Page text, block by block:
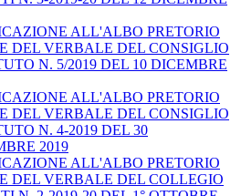
ALL'ALBO PRETORIO
DEL VERBALE DEL CONSIGLIO
N. 5/2019 DEL 10 DICEMBRE
ALL'ALBO PRETORIO
DEL VERBALE DEL CONSIGLIO
N. 4-2019 DEL 30
2019
ALL'ALBO PRETORIO
DEL VERBALE DEL COLLEGIO